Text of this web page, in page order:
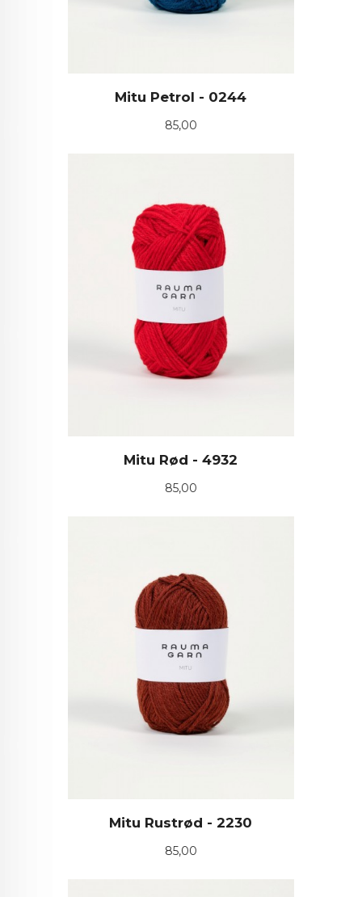
Mitu Petrol - 0244
Pris
85,00
Mitu Rød - 4932
Pris
85,00
Mitu Rustrød - 2230
Pris
85,00